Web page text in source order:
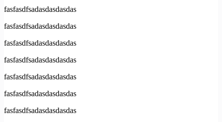
fasfasdfsadasdasdasdas
fasfasdfsadasdasdasdas
fasfasdfsadasdasdasdas
fasfasdfsadasdasdasdas
fasfasdfsadasdasdasdas
fasfasdfsadasdasdasdas
fasfasdfsadasdasdasdas